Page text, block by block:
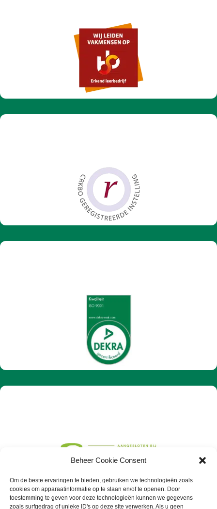
Beheer Cookie Consent
Om de beste ervaringen te bieden, gebruiken we technologieën zoals
cookies om apparaatinformatie op te slaan en/of te openen. Door
toestemming te geven voor deze technologieën kunnen we gegevens
zoals surfgedrag of unieke ID's op deze site verwerken. Als u geen